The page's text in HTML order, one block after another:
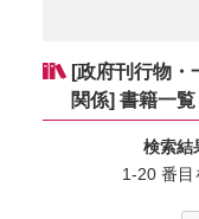
[政府刊行物・
関係] 書籍一覧
検索結
1-20 番目